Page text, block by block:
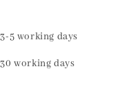
5 working days
working days